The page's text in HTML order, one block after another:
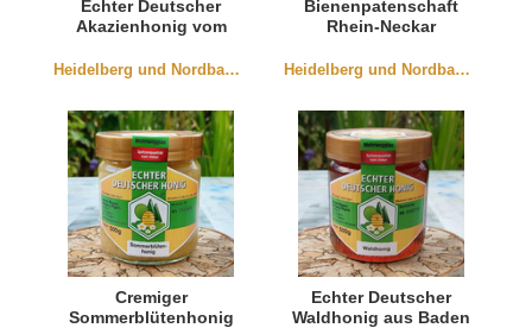
Echter Deutscher
Akazienhonig vom
Heidelberg und Nordbaden
Bienenpatenschaft
Rhein-Neckar
Heidelberg und Nordbaden
Cremiger
Sommerblütenhonig
Echter Deutscher
Waldhonig aus Baden